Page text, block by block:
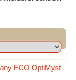
2026
wand haarden
ECO OptiMyst